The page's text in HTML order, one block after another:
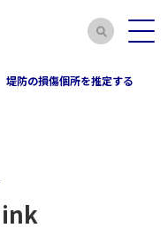
防の損傷個所を推定する